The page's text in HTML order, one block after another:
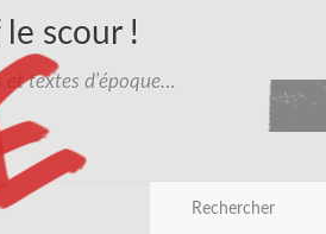
le scour !
et textes d'époque…